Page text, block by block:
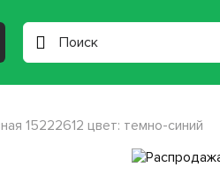
15222612 цвет: темно-синий